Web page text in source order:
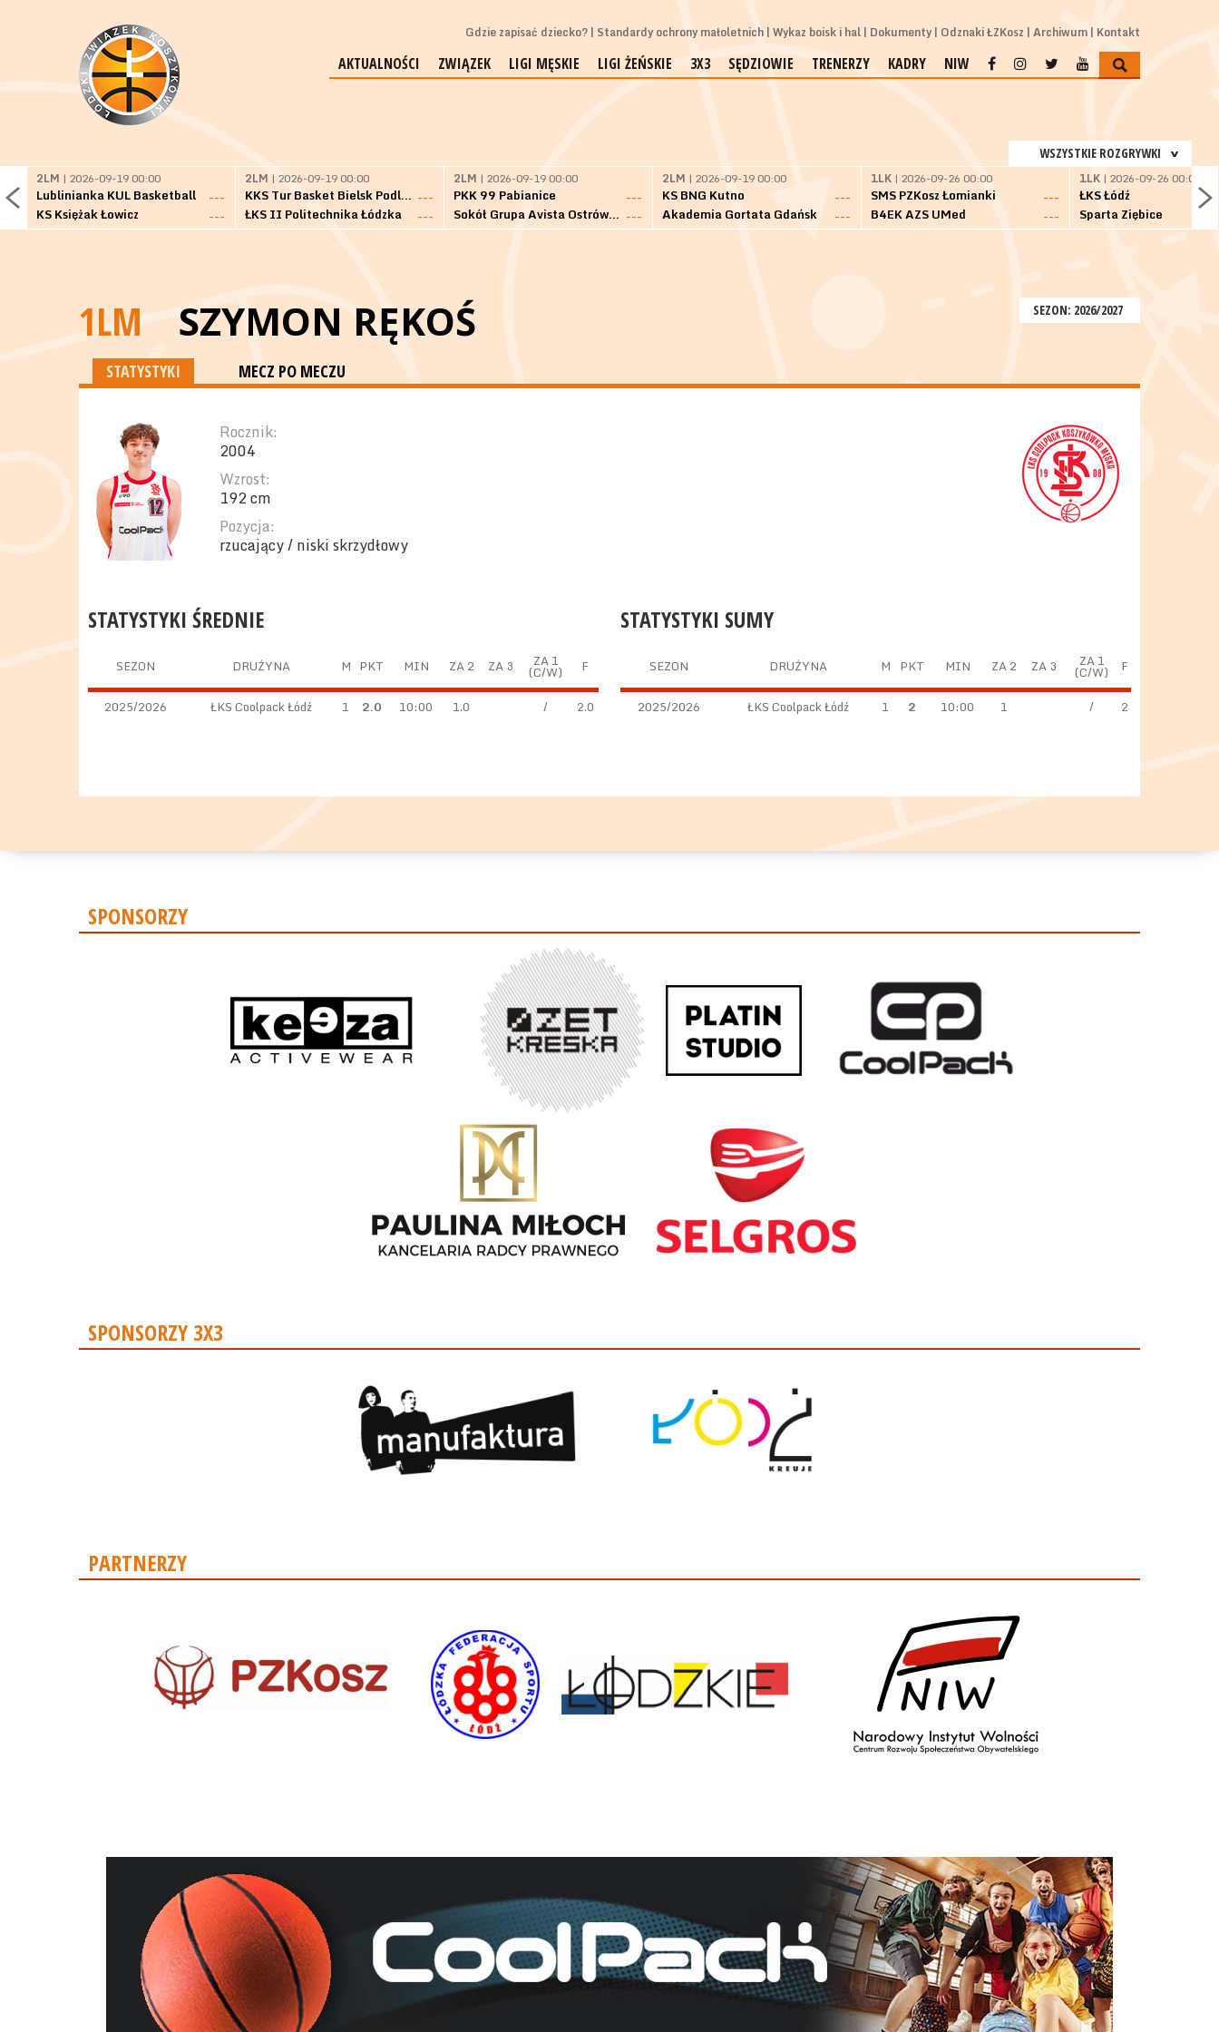
Gdzie zapisać dziecko? Standardy ochrony małoletnich Wykaz boisk i hal Dokumenty Odznaki ŁZKosz Archiwum Kontakt
AKTUALNOŚCI ZWIĄZEK LIGI MĘSKIE LIGI ŻEŃSKIE 3X3 SĘDZIOWIE TRENERZY KADRY NIW
WSZYSTKIE ROZGRYWKI
2LM | 2026-09-19 00:00
Lublinianka KUL Basketball
---
KS Księżak Łowicz
---
2LM | 2026-09-19 00:00
KKS Tur Basket Bielsk Podlaski ---
ŁKS II Politechnika Łódzka
---
2LM | 2026-09-19 00:00
PKK 99 Pabianice
---
Sokół Grupa Avista Ostrów Maz. ---
2LM | 2026-09-19 00:00
KS BNG Kutno
---
Akademia Gortata Gdańsk
---
1LK | 2026-09-26 00:00
SMS PZKosz Łomianki
---
B4EK AZS UMed
---
1LK | 2026-09-26 00:00
ŁKS Łódź
Sparta Ziębice
SEZON: 2026/2027
1LM SZYMON RĘKOŚ
STATYSTYKI MECZ PO MECZU
Rocznik:
2004
Wzrost:
192 cm
Pozycja:
rzucający / niski skrzydłowy
STATYSTYKI SUMY
SEZON DRUŻYNA M PKT MIN ZA 2 ZA 3 ZA 1
(C/W) F
2025/2026 ŁKS Coolpack Łódź 1 2 10:00 1 / 2
STATYSTYKI ŚREDNIE
SEZON DRUŻYNA M PKT MIN ZA 2 ZA 3 ZA 1
(C/W) F
2025/2026 ŁKS Coolpack Łódź 1 2.0 10:00 1.0 / 2.0
SPONSORZY
SPONSORZY 3X3
PARTNERZY